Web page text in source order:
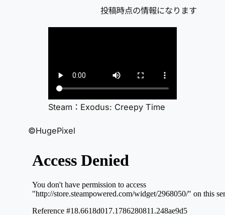
投稿時点の情報になります
Steam：Exodus: Creepy Time
©HugePixel